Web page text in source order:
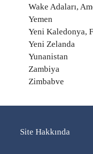
Wake Adaları,
Yemen
Yeni Kaledonya,
Yeni Zelanda
Yunanistan
Zambiya
Zimbabve
Site Hakkında